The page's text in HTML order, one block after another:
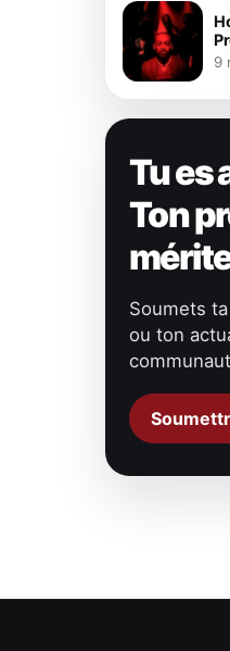
9
Tu es
Ton
Soumets
ou ton